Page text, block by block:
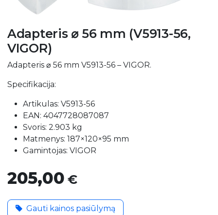
Adapteris ⌀ 56 mm (V5913-56,
VIGOR)
Adapteris ⌀ 56 mm V5913-56 – VIGOR.
Specifikacija:
Artikulas: V5913-56
EAN: 4047728087087
Svoris: 2.903 kg
Matmenys: 187×120×95 mm
Gamintojas: VIGOR
205,00 €
Gauti kainos pasiūlymą